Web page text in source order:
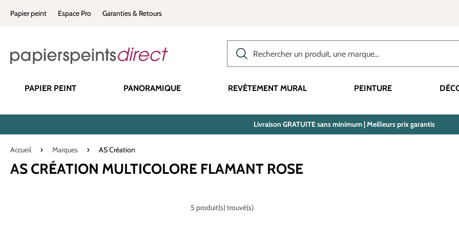
Passer à la navigation principale
Papier peint Espace Pro Garanties & Retours
PAPIER PEINT PANORAMIQUE REVÊTEMENT MURAL PEINTURE
Livraison GRATUITE sans minimum | Meilleurs prix garantis
Accueil Marques AS Création
AS CRÉATION MULTICOLORE FLAMANT ROSE
5 produit(s) trouvé(s)